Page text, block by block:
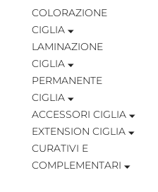
COLORAZIONE
CIGLIA
LAMINAZIONE
CIGLIA
PERMANENTE
CIGLIA
ACCESSORI CIGLIA
EXTENSION CIGLIA
CURATIVI E
COMPLEMENTARI